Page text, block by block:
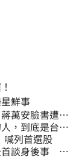
鮮事
萬安臉書遭網
，到底是台北
列首選股
談身後事